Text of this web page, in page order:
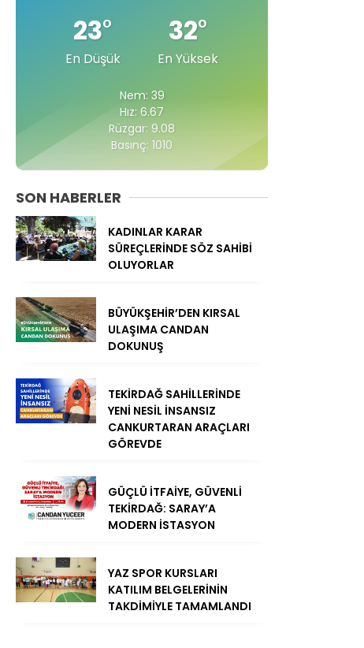
23°
En Düşük
32°
En Yüksek
Nem: 39
Hız: 6.67
Rüzgar: 9.08
Basınç: 1010
SON HABERLER
KADINLAR KARAR
SÜREÇLERİNDE SÖZ SAHİBİ
OLUYORLAR
BÜYÜKŞEHİR’DEN KIRSAL
ULAŞIMA CANDAN
DOKUNUŞ
TEKİRDAĞ SAHİLLERİNDE
YENİ NESİL İNSANSIZ
CANKURTARAN ARAÇLARI
GÖREVDE
GÜÇLÜ İTFAİYE, GÜVENLİ
TEKİRDAĞ: SARAY’A
MODERN İSTASYON
YAZ SPOR KURSLARI
KATILIM BELGELERİNİN
TAKDİMİYLE TAMAMLANDI